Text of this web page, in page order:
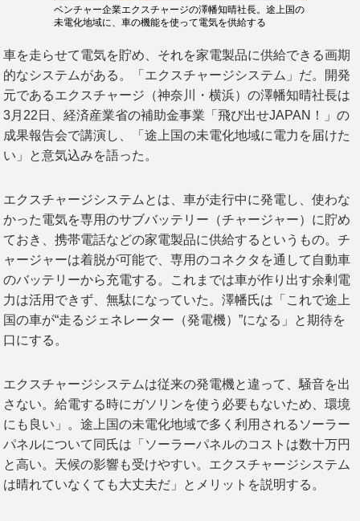
ベンチャー企業エクスチャージの澤幡知晴社長。途上国の
未電化地域に、車の機能を使って電気を供給する
車を走らせて電気を貯め、それを家電製品に供給できる画期
的なシステムがある。「エクスチャージシステム」だ。開発
元であるエクスチャージ（神奈川・横浜）の澤幡知晴社長は
3月22日、経済産業省の補助金事業「飛び出せJAPAN！」の
成果報告会で講演し、「途上国の未電化地域に電力を届けた
い」と意気込みを語った。
エクスチャージシステムとは、車が走行中に発電し、使わな
かった電気を専用のサブバッテリー（チャージャー）に貯め
ておき、携帯電話などの家電製品に供給するというもの。チ
ャージャーは着脱が可能で、専用のコネクタを通して自動車
のバッテリーから充電する。これまでは車が作り出す余剰電
力は活用できず、無駄になっていた。澤幡氏は「これで途上
国の車が“走るジェネレーター（発電機）”になる」と期待を
口にする。
エクスチャージシステムは従来の発電機と違って、騒音を出
さない。給電する時にガソリンを使う必要もないため、環境
にも良い」。途上国の未電化地域で多く利用されるソーラー
パネルについて同氏は「ソーラーパネルのコストは数十万円
と高い。天候の影響も受けやすい。エクスチャージシステム
は晴れていなくても大丈夫だ」とメリットを説明する。